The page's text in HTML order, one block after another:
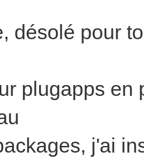
désolé pour
plugapps en
j'ai